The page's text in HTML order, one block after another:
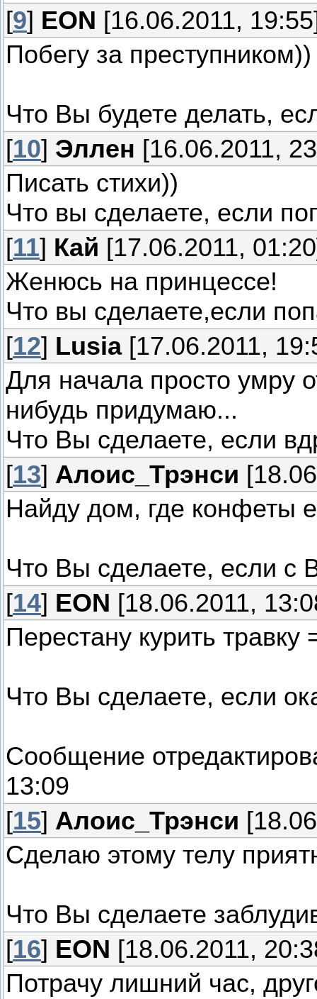
[9] EON [16.06.2011,
Побегу за преступником))
Что Вы будете делать,
[10] Эллен [16.06.2011,
Писать стихи))
Что вы сделаете, если
[11] Кай [17.06.2011,
Женюсь на принцессе!
Что вы сделаете,если
[12] Lusia[17.06.2011,
Для начала просто умру
нибудь придумаю...
Что Вы сделаете, если
[13] Алоис_Трэнси
Найду дом, где конфеты
Что Вы сделаете, если с
[14] EON [18.06.2011,
Перестану курить травку
Что Вы сделаете, если
Сообщение
13:09
[15] Алоис_Трэнси
Сделаю этому телу
Что Вы сделаете
[16] EON [18.06.2011,
Потрачу лишний час,